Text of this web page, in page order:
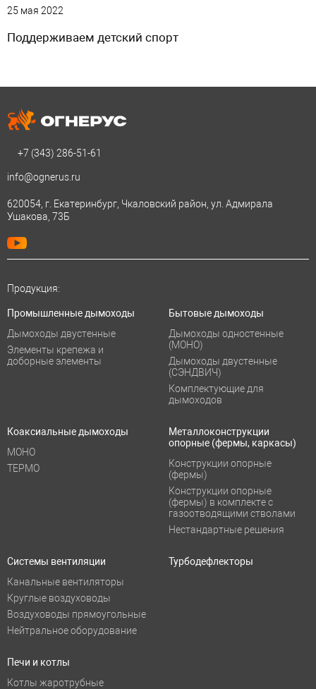
25 мая 2022
Поддерживаем детский спорт
+7 (343) 286-51-61
info@ognerus.ru
620054, г. Екатеринбург, Чкаловский район, ул. Адмирала
Ушакова, 73Б
Продукция:
Промышленные дымоходы
Дымоходы двустенные
Элементы крепежа и
доборные элементы
Бытовые дымоходы
Дымоходы одностенные
(МОНО)
Дымоходы двустенные
(СЭНДВИЧ)
Комплектующие для
дымоходов
Коаксиальные дымоходы
МОНО
ТЕРМО
Металлоконструкции
опорные (фермы, каркасы)
Конструкции опорные
(фермы)
Конструкции опорные
(фермы) в комплекте с
газоотводящими стволами
Нестандартные решения
Системы вентиляции
Канальные вентиляторы
Круглые воздуховоды
Воздуховоды прямоугольные
Нейтральное оборудование
Турбодефлекторы
Печи и котлы
Котлы жаротрубные